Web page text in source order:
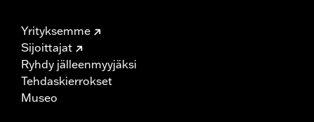
Yrityksemme
Sijoittajat
Ryhdy jälleenmyyjäksi
Tehdaskierrokset
Museo